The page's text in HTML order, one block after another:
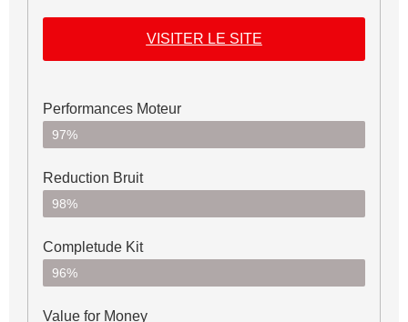
VISITER LE SITE
Performances Moteur
97%
Reduction Bruit
98%
Completude Kit
96%
Value for Money